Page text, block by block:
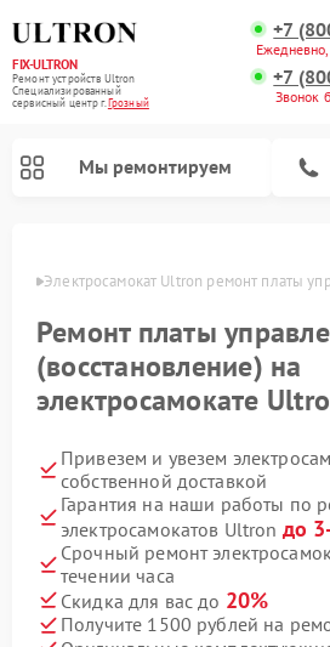
FIX-ULTRON
Ремонт устройств Ultron
Специализированный
cервисный центр г.Грозный
+7
+7
Звонок
Мы ремонтируем
Электросамокат Ultron ремонт платы
Ремонт платы
(восстановление) на
электросамокате
Привезем и увезем
собственной доставкой
Гарантия на наши работы по
электросамокатов Ultron до
Срочный ремонт
течении часа
Скидка для вас до 20%
Получите 1500 рублей на